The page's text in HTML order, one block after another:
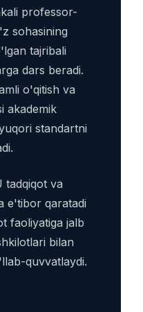
professor-
sohasining
tajribali
dars beradi.
o'qitish va
akademik
standartni
tadqiqot va
e'tibor qaratadi
faoliyatiga jalb
bilan
quvvatlaydi.